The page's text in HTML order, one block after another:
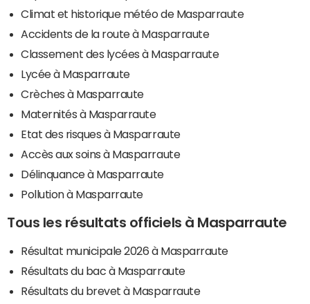
Climat et historique météo de Masparraute
Accidents de la route à Masparraute
Classement des lycées à Masparraute
Lycée à Masparraute
Crèches à Masparraute
Maternités à Masparraute
Etat des risques à Masparraute
Accès aux soins à Masparraute
Délinquance à Masparraute
Pollution à Masparraute
Tous les résultats officiels à Masparraute
Résultat municipale 2026 à Masparraute
Résultats du bac à Masparraute
Résultats du brevet à Masparraute